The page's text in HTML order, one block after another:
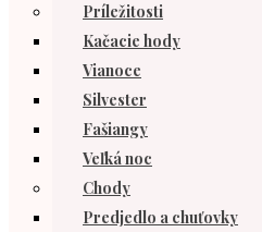
Príležitosti
Kačacie hody
Vianoce
Silvester
Fašiangy
Veľká noc
Chody
Predjedlo a chuťovky